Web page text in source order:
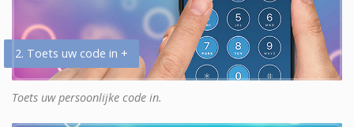
2. Toets uw code in +
Toets uw persoonlijke code in.